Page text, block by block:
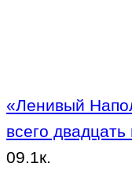
«Ленивый
всего двадцать
09.1к.